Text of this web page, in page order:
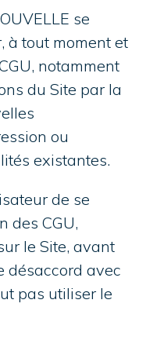
se
à tout moment et
notamment
du Site par la
ou
existantes.
de se
des CGU,
le Site, avant
désaccord avec
pas utiliser le